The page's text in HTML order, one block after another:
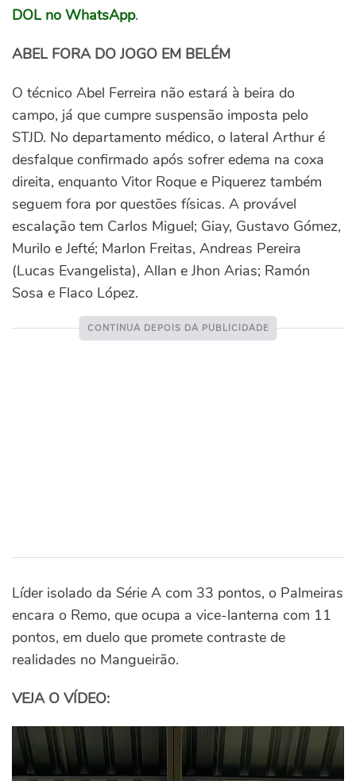
DOL no WhatsApp.
ABEL FORA DO JOGO EM BELÉM
O técnico Abel Ferreira não estará à beira do
campo, já que cumpre suspensão imposta pelo
STJD. No departamento médico, o lateral Arthur é
desfalque confirmado após sofrer edema na coxa
direita, enquanto Vitor Roque e Piquerez também
seguem fora por questões físicas. A provável
escalação tem Carlos Miguel; Giay, Gustavo Gómez,
Murilo e Jefté; Marlon Freitas, Andreas Pereira
(Lucas Evangelista), Allan e Jhon Arias; Ramón
Sosa e Flaco López.
Líder isolado da Série A com 33 pontos, o Palmeiras
encara o Remo, que ocupa a vice-lanterna com 11
pontos, em duelo que promete contraste de
realidades no Mangueirão.
VEJA O VÍDEO: